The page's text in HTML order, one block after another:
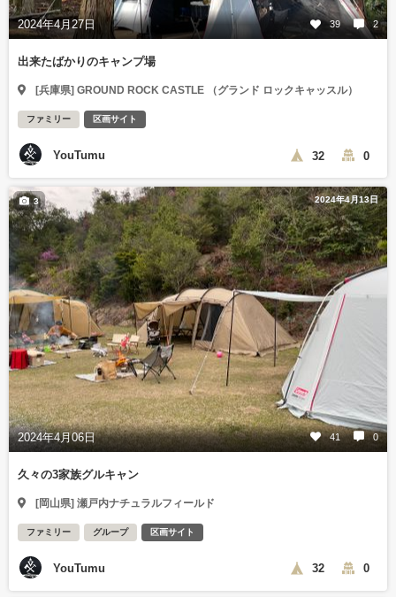
2024年4月27日 39 2
出来たばかりのキャンプ場
[兵庫県] GROUND ROCK CASTLE （グランド ロックキャッスル）
ファミリー 区画サイト
YouTumu 32 0
2024年4月13日
2024年4月06日 41 0
3
久々の3家族グルキャン
[岡山県] 瀬戸内ナチュラルフィールド
ファミリー グループ 区画サイト
YouTumu 32 0